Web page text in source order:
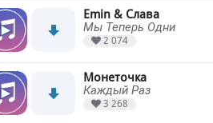
Emin & Слава
Мы Теперь Одни
2 074
Монеточка
Каждый Раз
3 268